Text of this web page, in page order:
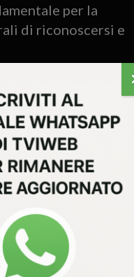
per la
di riconoscersi e
spiega
Padova e autore
in natura, dal
di interagire tra
riusciti a
di aria e acqua”.
e